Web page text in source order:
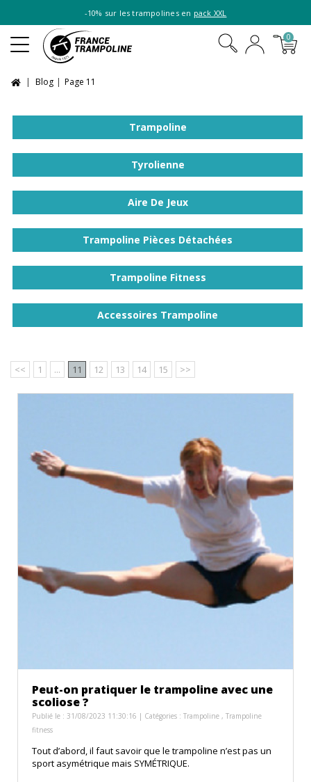
-10% sur les trampolines en pack XXL
0
Blog Page 11
Trampoline
Tyrolienne
Aire De Jeux
Trampoline Pièces Détachées
Trampoline Fitness
Accessoires Trampoline
<< 1 ... 11 12 13 14 15 >>
Peut-on pratiquer le trampoline avec une
scoliose ?
Publié le : 31/08/2023 11:30:16 | Catégories : Trampoline , Trampoline
fitness
Tout d’abord, il faut savoir que le trampoline n’est pas un
sport asymétrique mais SYMÉTRIQUE.